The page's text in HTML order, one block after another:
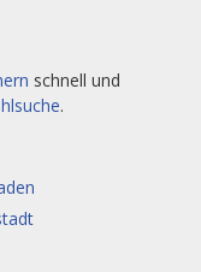
schnell und
.